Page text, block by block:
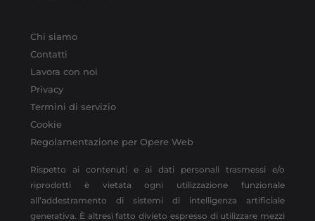
Chi siamo
Contatti
Lavora con noi
Privacy
Termini di servizio
Cookie
Regolamentazione per Opere Web
Rispetto ai contenuti e ai dati personali trasmessi e/o
riprodotti è vietata ogni utilizzazione funzionale
all’addestramento di sistemi di intelligenza artificiale
generativa. È altresì fatto divieto espresso di utilizzare mezzi